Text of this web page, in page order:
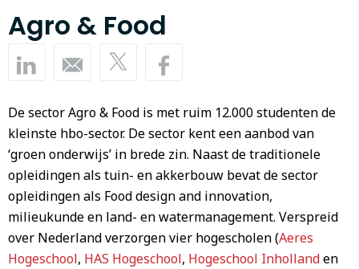
Agro & Food
De sector Agro & Food is met ruim 12.000 studenten de
kleinste hbo-sector. De sector kent een aanbod van
‘groen onderwijs’ in brede zin. Naast de traditionele
opleidingen als tuin- en akkerbouw bevat de sector
opleidingen als Food design and innovation,
milieukunde en land- en watermanagement. Verspreid
over Nederland verzorgen vier hogescholen (Aeres
Hogeschool, HAS Hogeschool, Hogeschool Inhollanden